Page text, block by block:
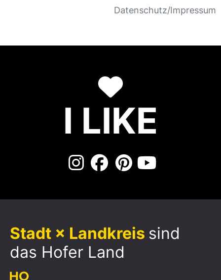
Datenschutz/Impressum
I LIKE
Stadt × Landkreis sind
das Hofer Land